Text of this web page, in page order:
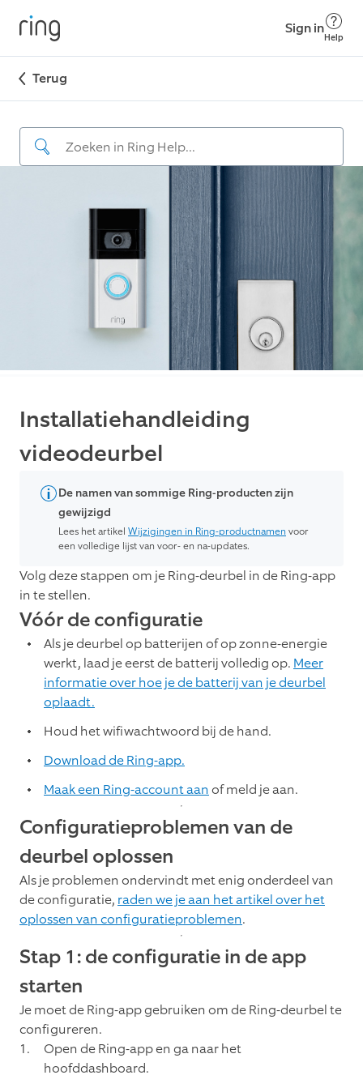
Sign in
Help
Terug
Installatiehandleiding
videodeurbel
De namen van sommige Ring-producten zijn
gewijzigd
Lees het artikel Wijzigingen in Ring-productnamen voor
een volledige lijst van voor- en na-updates.
Volg deze stappen om je Ring-deurbel in de Ring-app
in te stellen.
Vóór de configuratie
Als je deurbel op batterijen of op zonne-energie
werkt, laad je eerst de batterij volledig op. Meer
informatie over hoe je de batterij van je deurbel
oplaadt.
Houd het wifiwachtwoord bij de hand.
Download de Ring-app.
Maak een Ring-account aanof meld je aan.
Configuratieproblemen van de
deurbel oplossen
Als je problemen ondervindt met enig onderdeel van
de configuratie, raden we je aan het artikel over het
oplossen van configuratieproblemen.
Stap 1: de configuratie in de app
starten
Je moet de Ring-app gebruiken om de Ring-deurbel te
configureren.
Open de Ring-app en ga naar het
hoofddashboard.